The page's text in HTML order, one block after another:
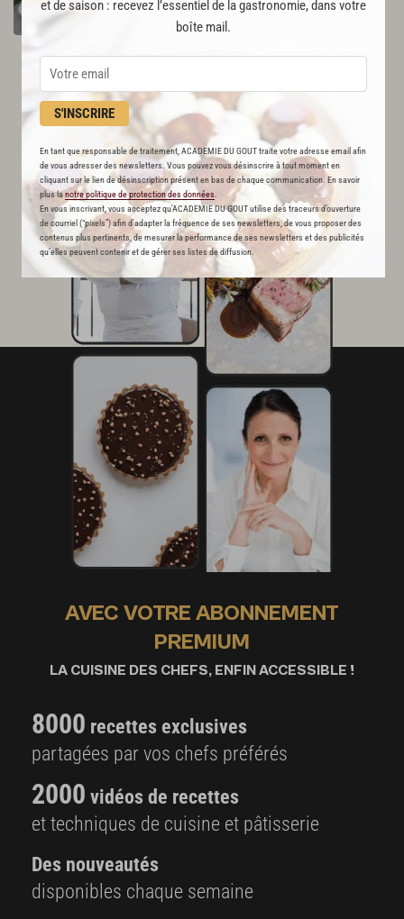
et de saison : recevez l’essentiel de la gastronomie, dans votre
boîte mail.
S'INSCRIRE
En tant que responsable de traitement, ACADEMIE DU GOUT traite votre adresse email afin
de vous adresser des newsletters. Vous pouvez vous désinscrire à tout moment en
cliquant sur le lien de désinscription présent en bas de chaque communication. En savoir
plus lanotre politique de protection des données
En vous inscrivant, vous acceptez qu'ACADEMIE DU GOUT utilise des traceurs d’ouverture
de courriel (“pixels”) afin d’adapter la fréquence de ses newsletters, de vous proposer des
contenus plus pertinents, de mesurer la performance de ses newsletters et des publicités
qu’elles peuvent contenir et de gérer ses listes de diffusion.
Par Georges Tumay
AVEC VOTRE ABONNEMENT
PREMIUM
LA CUISINE DES CHEFS, ENFIN ACCESSIBLE !
8000 recettes exclusives
partagées par vos chefs préférés
2000 vidéos de recettes
et techniques de cuisine et pâtisserie
Des nouveautés
disponibles chaque semaine